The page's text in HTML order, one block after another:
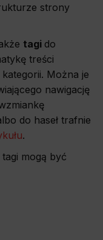
strony
tagi do
treści
Można je
nawigację
do haseł trafnie
.
mogą być